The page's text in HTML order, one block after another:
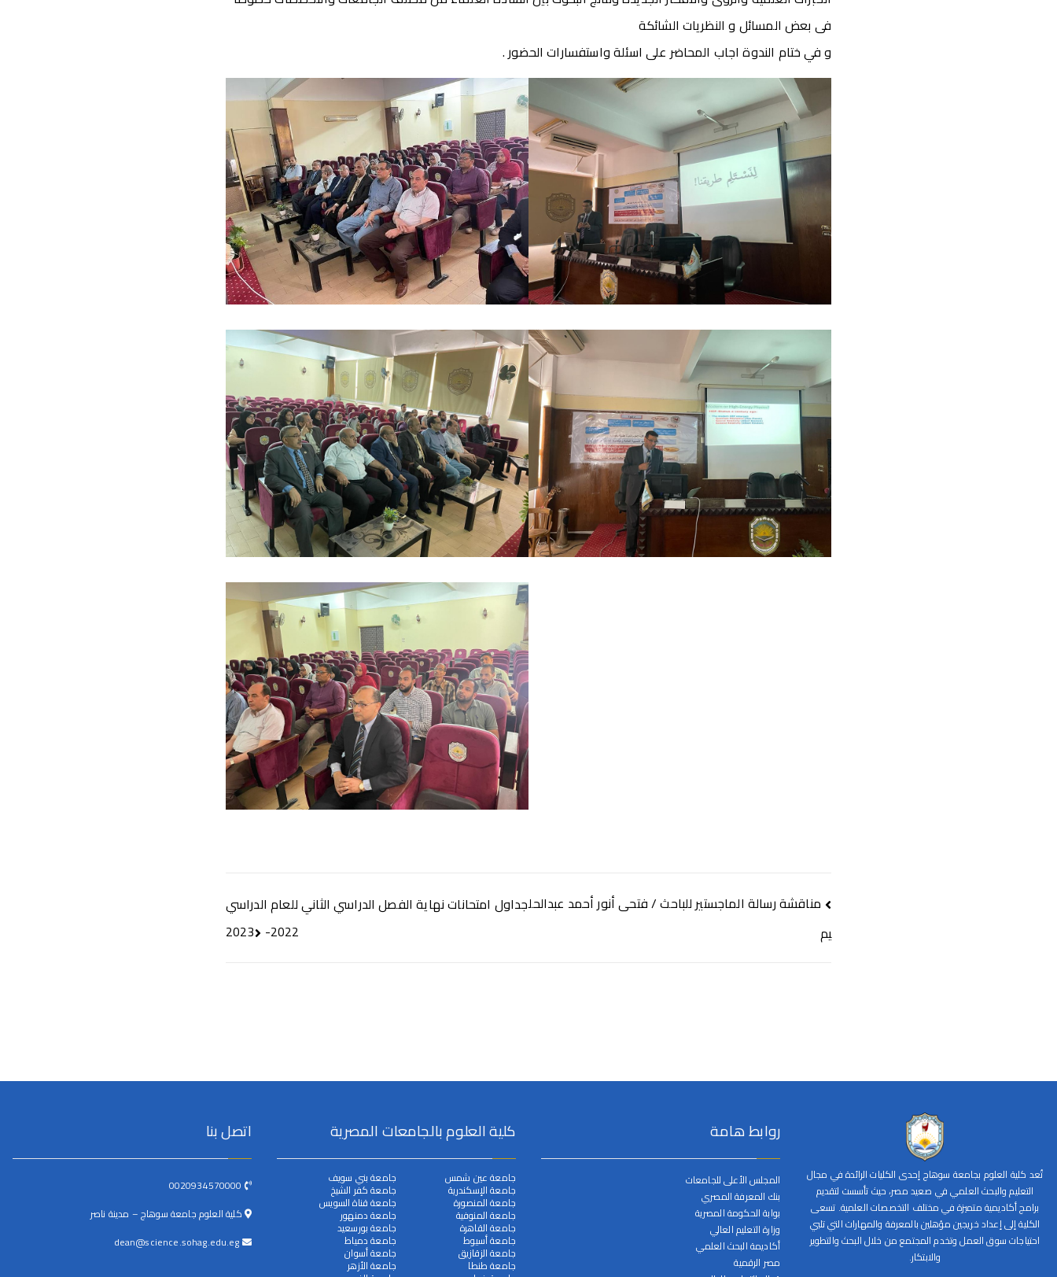
فى بعض المسائل و النظريات الشائكة
و في ختام الندوة اجاب المحاضر على اسئلة واستفسارات الحضور .
مناقشة رسالة الماجستير للباحث / فتحى أنور أحمد عبدالحل
يم
جداول امتحانات نهاية الفصل الدراسي الثاني للعام الدراسي
2022-2023
تُعد كلية العلوم بجامعة سوهاج إحدى الكليات الرائدة في مجال
التعليم والبحث العلمي في صعيد مصر، حيث تأسست لتقديم
برامج أكاديمية متميزة في مختلف التخصصات العلمية. تسعى
الكلية إلى إعداد خريجين مؤهلين بالمعرفة والمهارات التي تلبي
احتياجات سوق العمل وتخدم المجتمع من خلال البحث والتطوير
والابتكار.
روابط هامة
المجلس الأعلى للجامعات
بنك المعرفة المصري
بوابة الحكومة المصرية
وزارة التعليم العالي
أكاديمة البحث العلمي
مصر الرقمية
كلية العلوم بالجامعات المصرية
جامعة عين شمس
جامعة الإسكندرية
جامعة المنصورة
جامعة المنوفية
جامعة القاهرة
جامعة أسيوط
جامعة الزقازيق
جامعة طنطا
جامعة بني سويف
جامعة كفر الشيخ
جامعة قناة السويس
جامعة دمنهور
جامعة بورسعيد
جامعة دمياط
جامعة أسوان
جامعة الأزهر
اتصل بنا
كلية العلوم جامعة سوهاج – مدينة ناصر